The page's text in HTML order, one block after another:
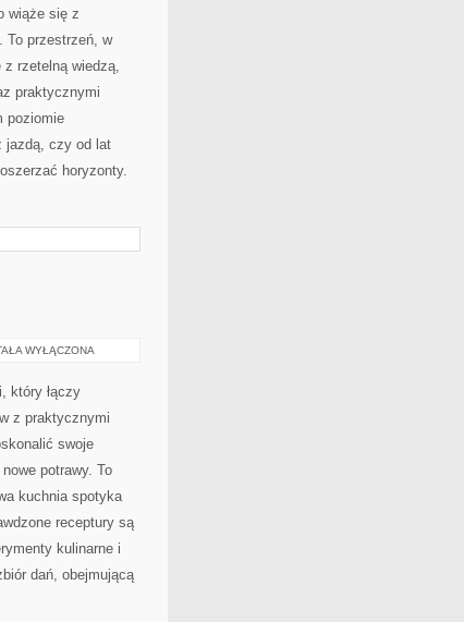
wiąże się z
To przestrzeń, w
z rzetelną wiedzą,
praktycznymi
poziomie
jazdą, czy od lat
horyzonty.
WYŁĄCZONA
który łączy
z praktycznymi
swoje
potrawy. To
kuchnia spotyka
receptury są
kulinarne i
dań, obejmującą